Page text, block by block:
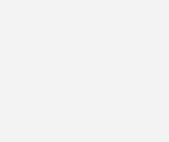
gestellt. Ziel des Portals ist
die Erfolge für die
sichtbar machen. Damit
in ihrer Rolle als
unterstützt werden.
der Geschäftsführung der